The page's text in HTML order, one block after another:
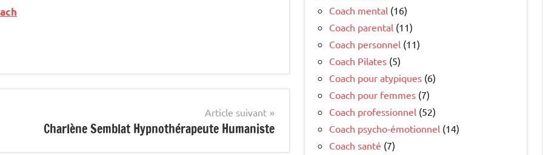
Article suivant
Charlène Semblat Hypnothérapeute Humaniste
Coach mental (16)
Coach parental (11)
Coach personnel (11)
Coach Pilates (5)
Coach pour atypiques (6)
Coach pour femmes (7)
Coach professionnel (52)
Coach psycho-émotionnel (14)
Coach santé (7)